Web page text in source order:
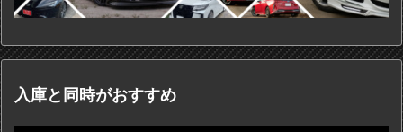
入庫と同時がおすすめ